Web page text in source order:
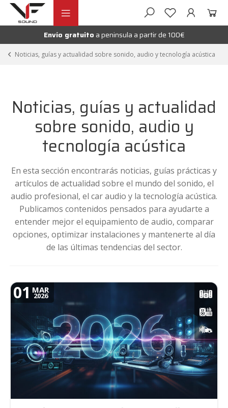
Ir
navegación
Ir
contenidoEnvío gratuito a peninsula a partir de 100€
Noticias, guías y actualidad sobre sonido, audio y tecnología acústica
Noticias, guías y actualidad
sobre sonido, audio y
tecnología acústica
En esta sección encontrarás noticias, guías prácticas y
artículos de actualidad sobre el mundo del sonido, el
audio profesional, el car audio y la tecnología acústica.
Publicamos contenidos pensados para ayudarte a
entender mejor el equipamiento de audio, comparar
opciones, optimizar instalaciones y mantenerte al día
de las últimas tendencias del sector.
01 MAR
2026